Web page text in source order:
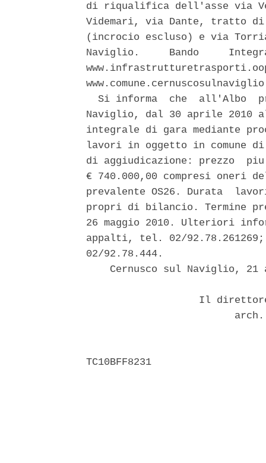
di riqualifica dell'asse via
Videmari, via Dante, tratto di
(incrocio escluso) e via
Naviglio.     Bando
Si informa  che  all'Albo
Naviglio, dal 30 aprile 2010
integrale di gara mediante
lavori in oggetto in comune
di aggiudicazione: prezzo
€ 740.000,00 compresi
prevalente OS26. Durata
propri di bilancio. Termine
26 maggio 2010. Ulteriori
appalti, tel. 02/
02/92.78.444.
Cernusco sul Naviglio, 21
Il